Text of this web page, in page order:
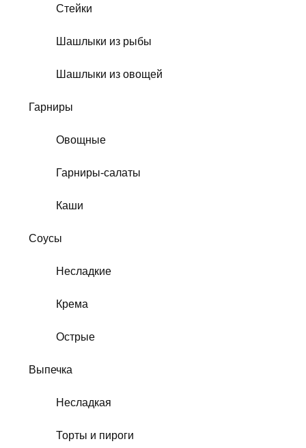
Стейки
Шашлыки из рыбы
Шашлыки из овощей
Гарниры
Овощные
Гарниры-салаты
Каши
Соусы
Несладкие
Крема
Острые
Выпечка
Несладкая
Торты и пироги